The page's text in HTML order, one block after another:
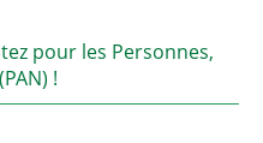
pour les Personnes,
!